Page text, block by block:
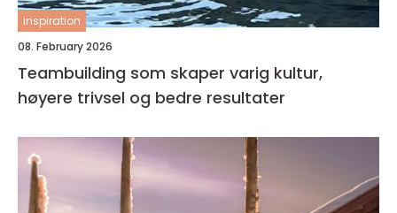
inspiration
08. February 2026
Teambuilding som skaper varig kultur,
høyere trivsel og bedre resultater